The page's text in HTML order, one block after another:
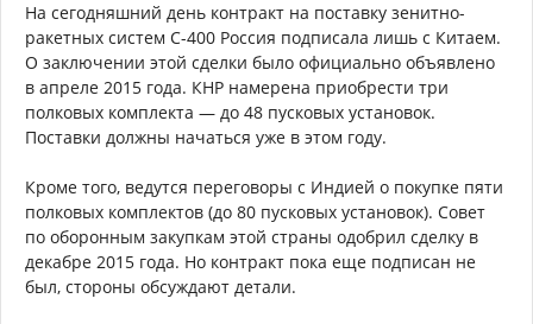
На сегодняшний день контракт на поставку зенитно-
ракетных систем С-400 Россия подписала лишь с Китаем.
О заключении этой сделки было официально объявлено
в апреле 2015 года. КНР намерена приобрести три
полковых комплекта — до 48 пусковых установок.
Поставки должны начаться уже в этом году.
Кроме того, ведутся переговоры с Индией о покупке пяти
полковых комплектов (до 80 пусковых установок). Совет
по оборонным закупкам этой страны одобрил сделку в
декабре 2015 года. Но контракт пока еще подписан не
был, стороны обсуждают детали.